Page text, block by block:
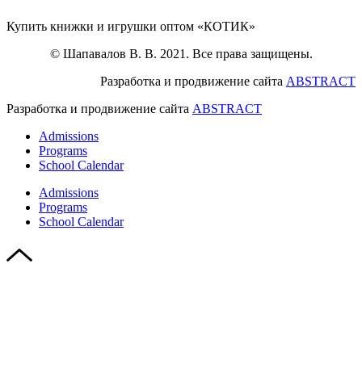
Купить книжки и игрушки оптом «КОТИК»
© Шапавалов В. В. 2021. Все права защищены.
Разработка и продвижение сайта ABSTRACT
Разработка и продвижение сайта ABSTRACT
Admissions
Programs
School Calendar
Admissions
Programs
School Calendar